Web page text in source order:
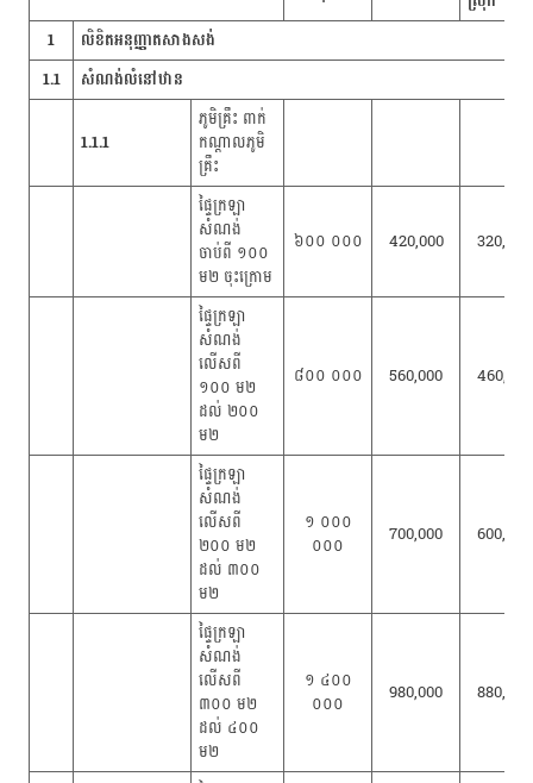
1
លិខិតអនុញ្ញាតសាងសង់
1.1
សំណង់លំនៅឋាន
1.1.1
ភូមិគ្រឹះ ពាក់
កណ្តាលភូមិ
គ្រឹះ
ផ្ទៃក្រឡា
សំណង់
ចាប់ពី ១០០
ម២ ចុះក្រោម
៦០០ ០០០ 420,000 320,000
ផ្ទៃក្រឡា
សំណង់
លើសពី
១០០ ម២
ដល់ ២០០
ម២
៨០០ ០០០ 560,000 460,000
ផ្ទៃក្រឡា
សំណង់
លើសពី
២០០ ម២
ដល់ ៣០០
ម២
១ ០០០
០០០
700,000 600,000
ផ្ទៃក្រឡា
សំណង់
លើសពី
៣០០ ម២
ដល់ ៤០០
ម២
១ ៤០០
០០០
980,000 880,000